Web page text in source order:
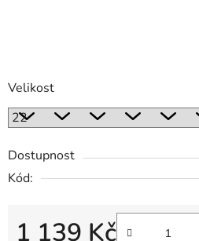
Velikost
Dostupnost
Kód:
1 139 Kč